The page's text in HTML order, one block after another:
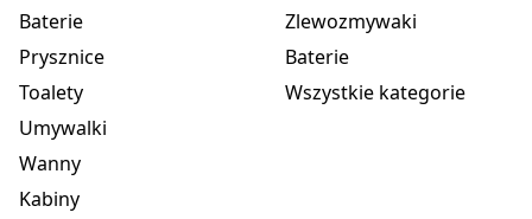
Baterie
Prysznice
Toalety
Umywalki
Wanny
Kabiny
Zlewozmywaki
Baterie
Wszystkie kategorie